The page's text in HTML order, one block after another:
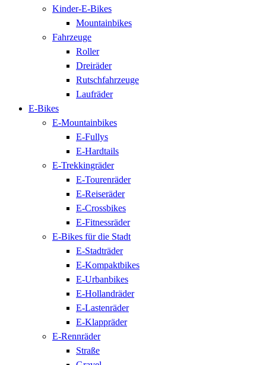
Kinder-E-Bikes
Mountainbikes
Fahrzeuge
Roller
Dreiräder
Rutschfahrzeuge
Laufräder
E-Bikes
E-Mountainbikes
E-Fullys
E-Hardtails
E-Trekkingräder
E-Tourenräder
E-Reiseräder
E-Crossbikes
E-Fitnessräder
E-Bikes für die Stadt
E-Stadträder
E-Kompaktbikes
E-Urbanbikes
E-Hollandräder
E-Lastenräder
E-Klappräder
E-Rennräder
Straße